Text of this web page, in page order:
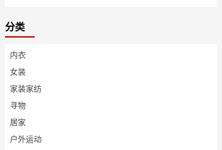
分类
内衣
女装
家装家纺
寻物
居家
户外运动